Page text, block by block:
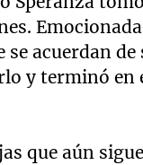
se acuerdan
y terminó en
que aún